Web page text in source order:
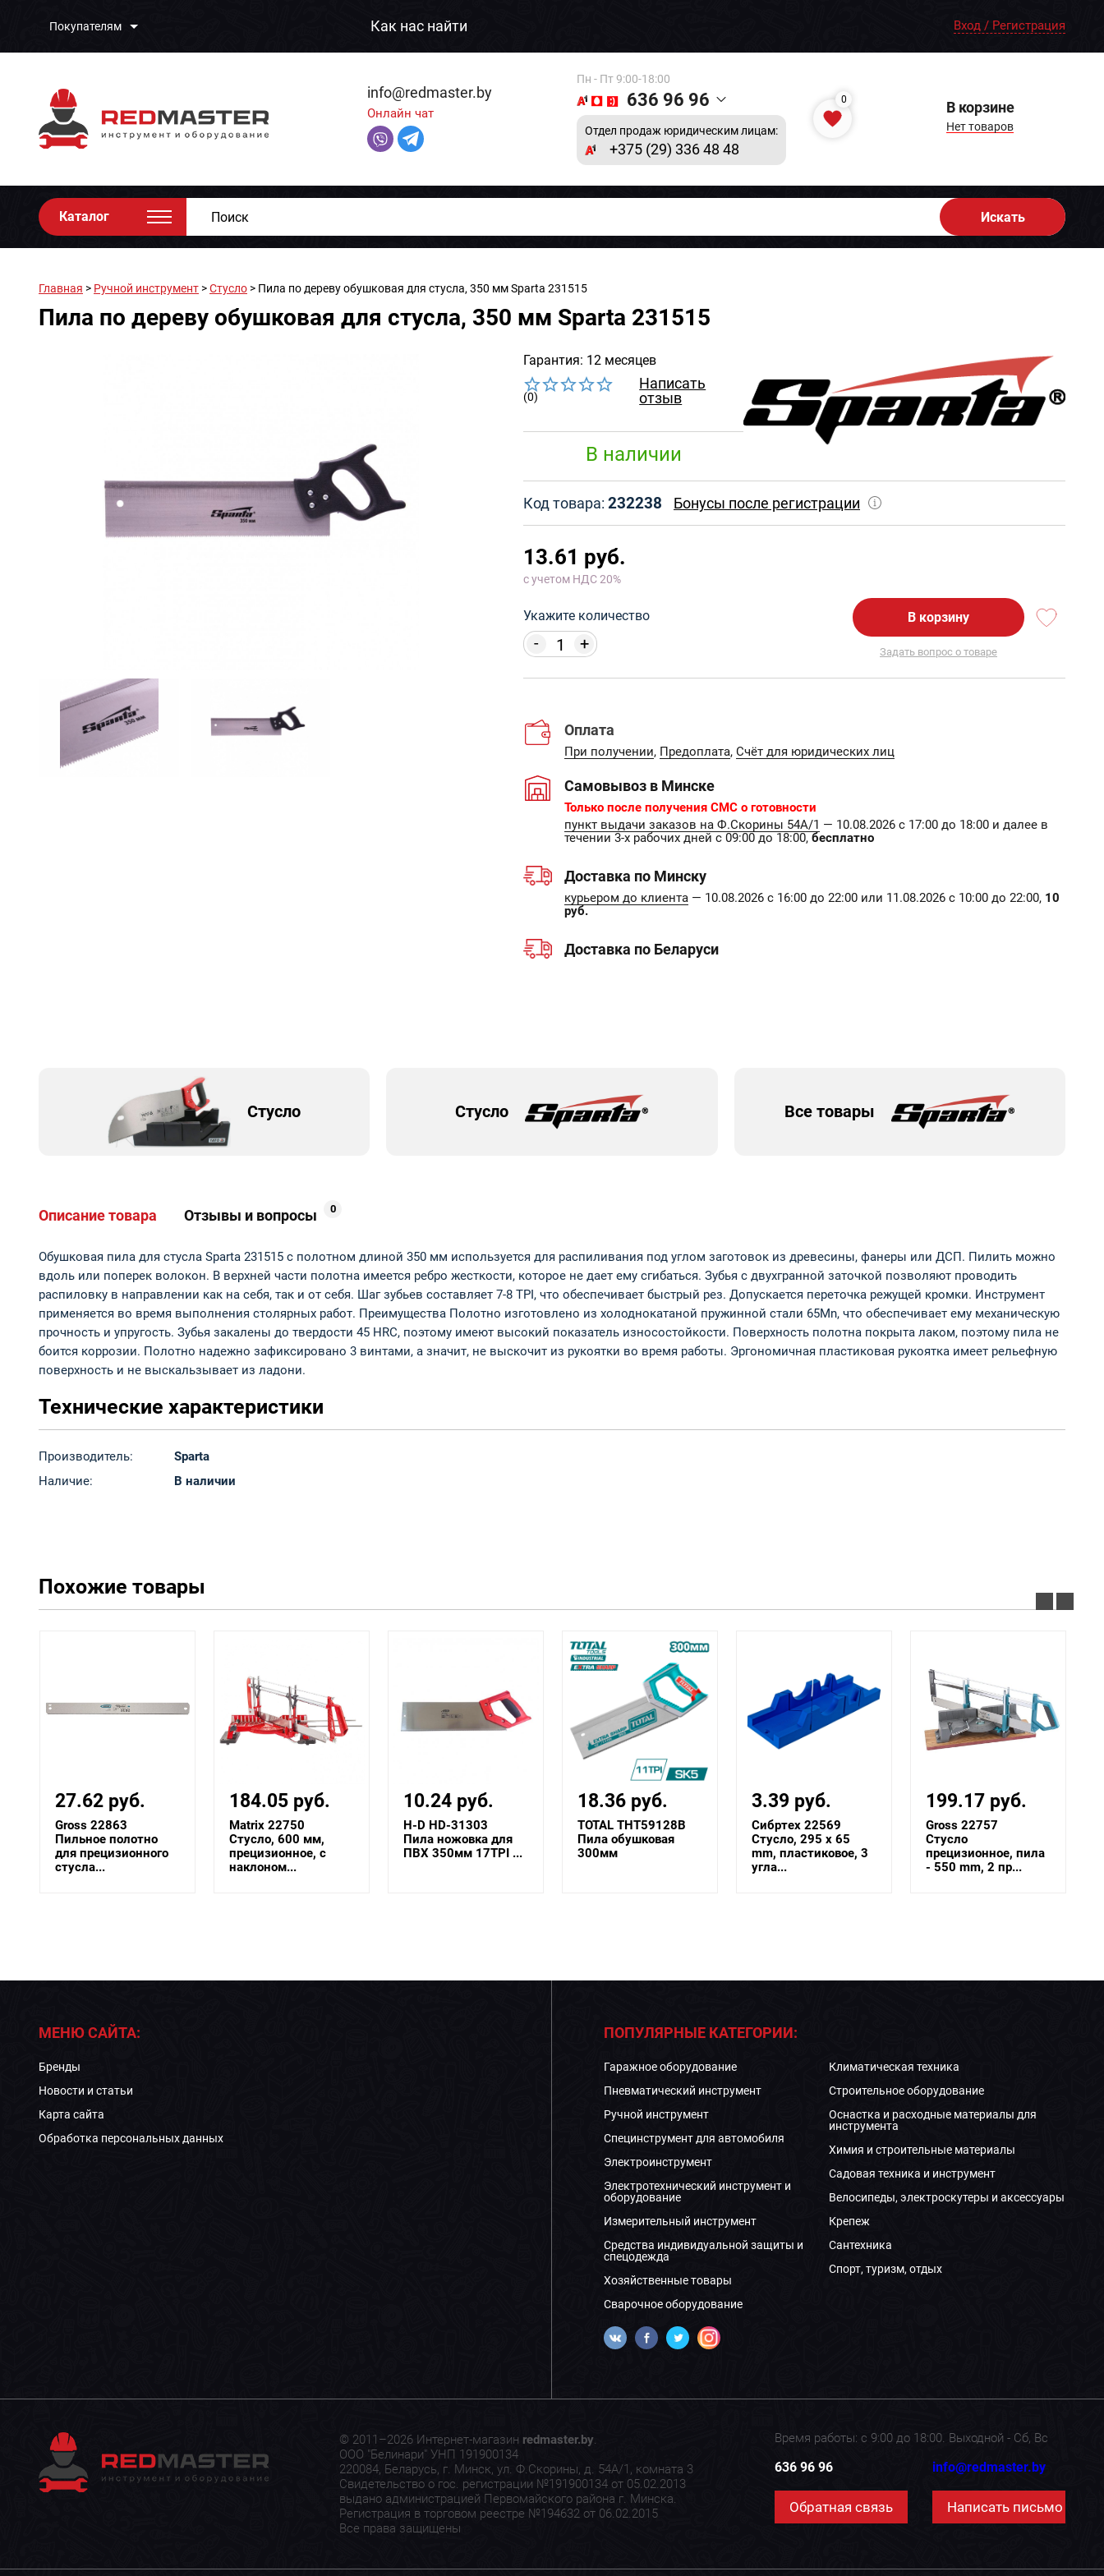
Покупателям Как нас найти Вход / Регистрация
info@redmaster.by
Онлайн чат
Пн - Пт 9:00-18:00
636 96 96
Отдел продаж юридическим лицам:
+375 (29) 336 48 48
0 В корзине
Нет товаров
Каталог Искать
Главная > Ручной инструмент >Стусло > Пила по дереву обушковая для стусла, 350 мм Sparta 231515
Пила по дереву обушковая для стусла, 350 мм Sparta 231515
Гарантия: 12 месяцев
(0)
Написать
отзыв
В наличии
Код товара: 232238 Бонусы после регистрации
13.61 руб.
с учетом НДС 20%
Укажите количество
+
-
В корзину
Задать вопрос о товаре
Оплата
При получении, Предоплата, Счёт для юридических лиц
Самовывоз в Минске
Только после получения СМС о готовности
пункт выдачи заказов на Ф.Скорины 54А/1 — 10.08.2026 с 17:00 до 18:00 и далее в
течении 3-х рабочих дней с 09:00 до 18:00, бесплатно
Доставка по Минску
курьером до клиента — 10.08.2026 с 16:00 до 22:00 или 11.08.2026 с 10:00 до 22:00, 10
руб.
Доставка по Беларуси
Стусло Стусло Все товары
Описание товара Отзывы и вопросы 0
Обушковая пила для стусла Sparta 231515 с полотном длиной 350 мм используется для распиливания под углом заготовок из древесины, фанеры или ДСП. Пилить можно
вдоль или поперек волокон. В верхней части полотна имеется ребро жесткости, которое не дает ему сгибаться. Зубья с двухгранной заточкой позволяют проводить
распиловку в направлении как на себя, так и от себя. Шаг зубьев составляет 7-8 TPI, что обеспечивает быстрый рез. Допускается переточка режущей кромки. Инструмент
применяется во время выполнения столярных работ. Преимущества Полотно изготовлено из холоднокатаной пружинной стали 65Mn, что обеспечивает ему механическую
прочность и упругость. Зубья закалены до твердости 45 HRC, поэтому имеют высокий показатель износостойкости. Поверхность полотна покрыта лаком, поэтому пила не
боится коррозии. Полотно надежно зафиксировано 3 винтами, а значит, не выскочит из рукоятки во время работы. Эргономичная пластиковая рукоятка имеет рельефную
поверхность и не выскальзывает из ладони.
Технические характеристики
Производитель:
Sparta
Наличие:
В наличии
Похожие товары
27.62 руб.
Gross 22863
Пильное полотно
для прецизионного
стусла...
184.05 руб.
Matrix 22750
Стусло, 600 мм,
прецизионное, с
наклоном...
10.24 руб.
H-D HD-31303
Пила ножовка для
ПВХ 350мм 17TPI ...
18.36 руб.
TOTAL THT59128B
Пила обушковая
300мм
3.39 руб.
Сибртех 22569
Стусло, 295 х 65
mm, пластиковое, 3
угла...
199.17 руб.
Gross 22757
Стусло
прецизионное, пила
- 550 mm, 2 пр...
МЕНЮ САЙТА:
Бренды
Новости и статьи
Карта сайта
Обработка персональных данных
ПОПУЛЯРНЫЕ КАТЕГОРИИ:
Гаражное оборудование
Пневматический инструмент
Ручной инструмент
Специнструмент для автомобиля
Электроинструмент
Электротехнический инструмент и
оборудование
Измерительный инструмент
Средства индивидуальной защиты и
спецодежда
Хозяйственные товары
Сварочное оборудование
Климатическая техника
Строительное оборудование
Оснастка и расходные материалы для
инструмента
Химия и строительные материалы
Садовая техника и инструмент
Велосипеды, электроскутеры и аксессуары
Крепеж
Сантехника
Спорт, туризм, отдых
© 2011–2026 Интернет-магазин redmaster.by.
ООО "Белинари" УНП 191900134
220084, Беларусь, г. Минск, ул. Ф.Скорины, д. 54А/1, комната 3
Свидетельство о гос. регистрации №191900134 от 05.02.2013
выдано администрацией Первомайского района г. Минска.
Регистрация в торговом реестре №194632 от 06.02.2015
Все права защищены
Время работы: с 9:00 до 18:00. Выходной - Сб, Вс
636 96 96
Обратная связь
info@redmaster.by
Написать письмо